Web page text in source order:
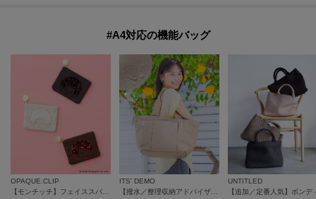
#A4対応の機能バッグ
OPAQUE.CLIP
【モンチッチ】フェイススパンコールフラットティッシュポーチ
ITS' DEMO
【撥水／整理収納アドバイザー監修】ポケットA4トート
UNTITLED